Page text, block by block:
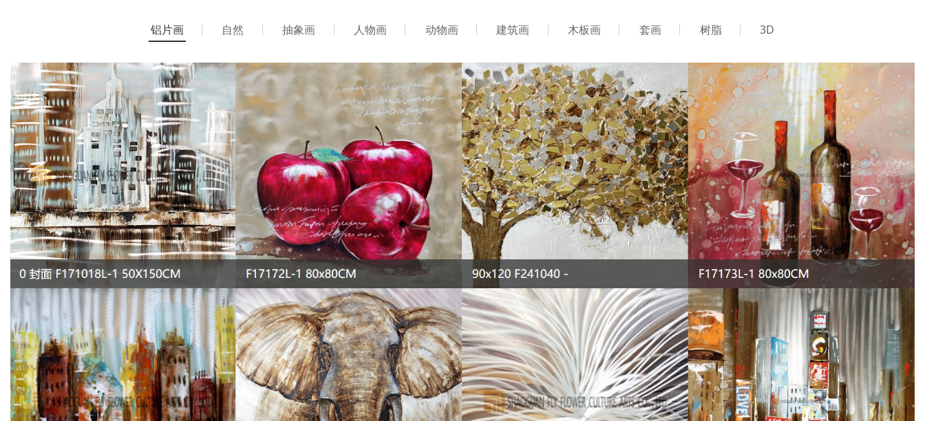
铝片画 自然 抽象画 人物画 动物画 建筑画 木板画 套画 树脂 3D